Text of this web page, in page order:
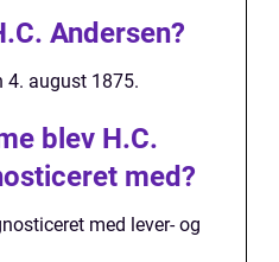
Andersen?
4. august 1875.
blev H.C.
med?
med lever- og